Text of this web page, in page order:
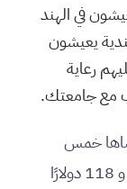
في الهند
يعيشون
رعاية
مع جامعتك.
خمس
سنوات. وأمّا عن رسومها فهي تتراوح بين 13 و 118 دولارًا